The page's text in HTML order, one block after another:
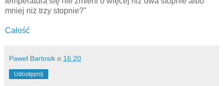
mniej niż trzy stopnie?"
Całość
Paweł Bartosik o 16:20
Udostępnij